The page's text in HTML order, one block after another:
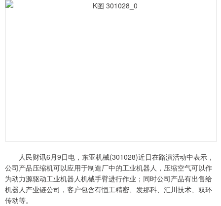
人民财讯6月9日电，东亚机械(301028)近日在路演活动中表示，
公司产品压缩机可以应用于制造厂中的工业机器人，压缩空气可以作
为动力源驱动工业机器人机械手臂进行作业；同时公司产品有出售给
机器人产业链公司，客户包含有恒工精密、发那科、汇川技术、双环
传动等。